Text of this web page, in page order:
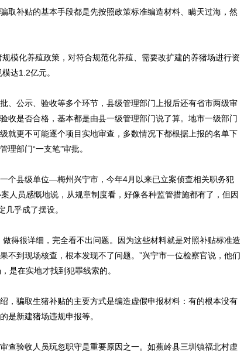
补贴的基本手段都是先按照政策标准编造材料、瞒天过海，然
化养殖政策，对符合规范化养殖、需要改扩建的养猪场进行资
达1.2亿元。
公示、验收等多个环节，县级管理部门上报后还有省市两级审
收是否合格，基本都是由县一级管理部门说了算。地市一级部门
就更不可能逐个项目实地审查，多数情况下都根据上报的名单下
部门“一支笔”审批。
县级单位—梅州兴宁市，今年4月以来已立案侦查相关职务犯
人员感慨地说，从规章制度看，好像各种监管措施都有了，但因
几乎成了摆设。
很详细，完全看不出问题。因为这些材料就是对照补贴标准造
不到现场核查，根本发现不了问题。”兴宁市一位检察官说，他们
是在实地才找到犯罪线索的。
骗取生猪补贴的主要方式是编造虚假申报材料：有的根本没有
是新建猪场违规申报等。
验收人员玩忽职守是重要原因之一。如蕉岭县三圳镇福北村虚